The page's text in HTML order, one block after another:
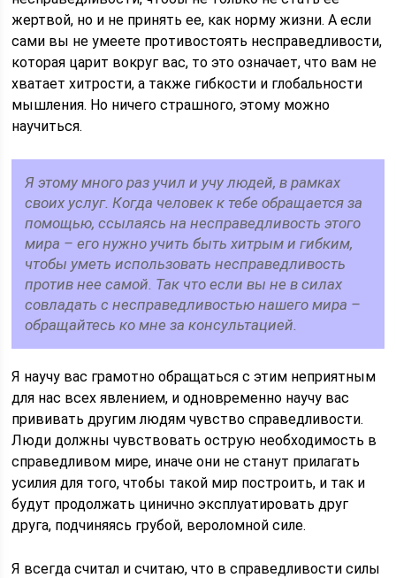
жертвой, но и не принять ее, как норму жизни. А если
сами вы не умеете противостоять несправедливости,
которая царит вокруг вас, то это означает, что вам не
хватает хитрости, а также гибкости и глобальности
мышления. Но ничего страшного, этому можно
научиться.
Я этому много раз учил и учу людей, в рамках
своих услуг. Когда человек к тебе обращается за
помощью, ссылаясь на несправедливость этого
мира – его нужно учить быть хитрым и гибким,
чтобы уметь использовать несправедливость
против нее самой. Так что если вы не в силах
совладать с несправедливостью нашего мира –
обращайтесь ко мне за консультацией.
Я научу вас грамотно обращаться с этим неприятным
для нас всех явлением, и одновременно научу вас
прививать другим людям чувство справедливости.
Люди должны чувствовать острую необходимость в
справедливом мире, иначе они не станут прилагать
усилия для того, чтобы такой мир построить, и так и
будут продолжать цинично эксплуатировать друг
друга, подчиняясь грубой, вероломной силе.
Я всегда считал и считаю, что в справедливости силы